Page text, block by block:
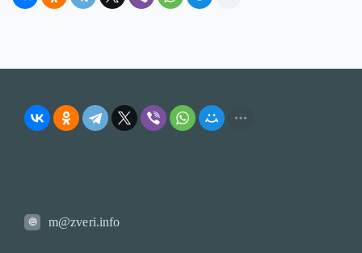
m@zveri.info